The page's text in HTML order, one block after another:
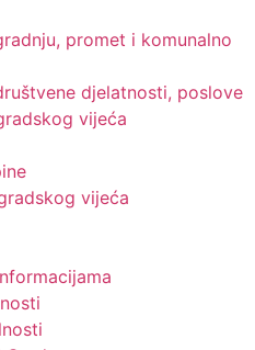
promet i komunalno
djelatnosti, poslove
vijeća
vijeća